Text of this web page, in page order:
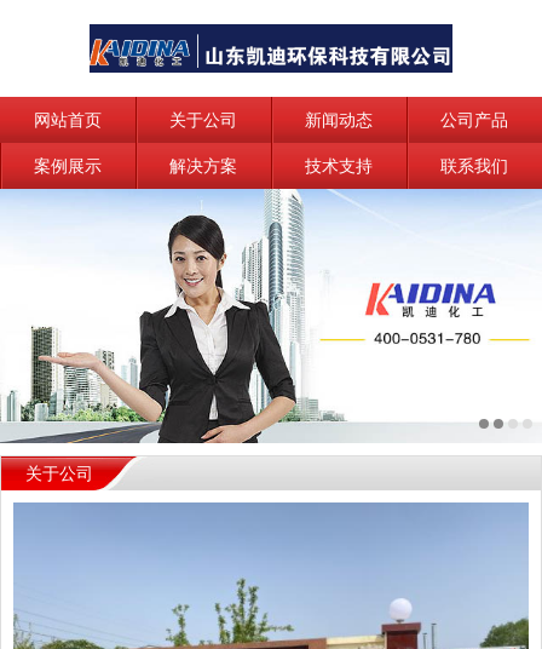
网站首页 关于公司 新闻动态 公司产品
案例展示 解决方案 技术支持 联系我们
关于公司